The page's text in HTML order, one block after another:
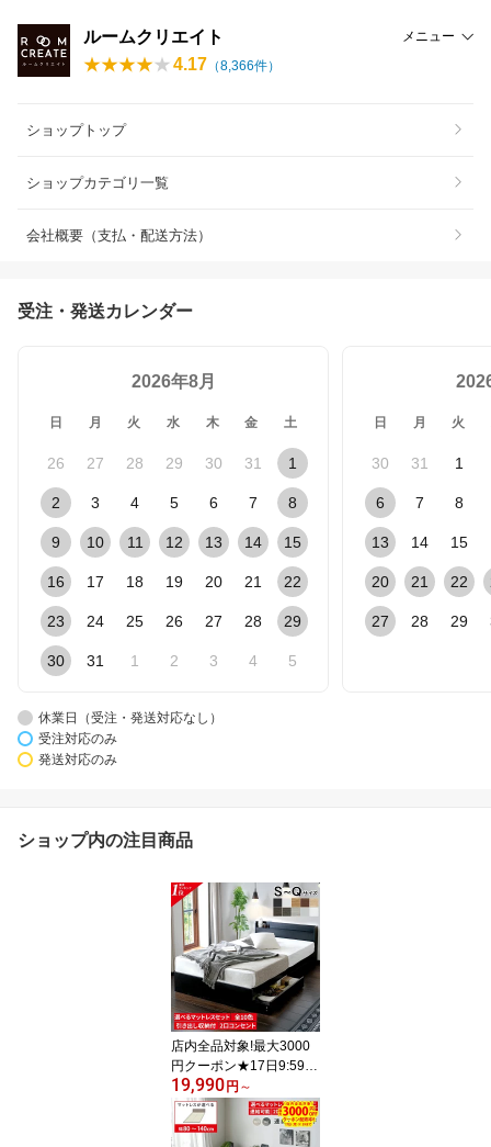
ルームクリエイト メニュー
4.17 （8,366件）
ショップトップ
ショップカテゴリ一覧
会社概要（支払・配送方法）
受注・発送カレンダー
2026年8月
日 月 火 水 木 金 土
26 27 28 29 30 31 1
2 3 4 5 6 7 8
9 10 11 12 13 14 15
16 17 18 19 20 21 22
23 24 25 26 27 28 29
30 31 1 2 3 4 5
日 月 火
30 31 1
6 7 8
13 14 15
20 21 22
27 28 29
休業日（受注・発送対応なし）
受注対応のみ
発送対応のみ
ショップ内の注目商品
店内全品対象!最大3000
円クーポン★17日9:59ま
で 【楽天1位】シンプル
モダン ベッド 収納付き
新生活 ダブルベッド シ
19,990 円 ～